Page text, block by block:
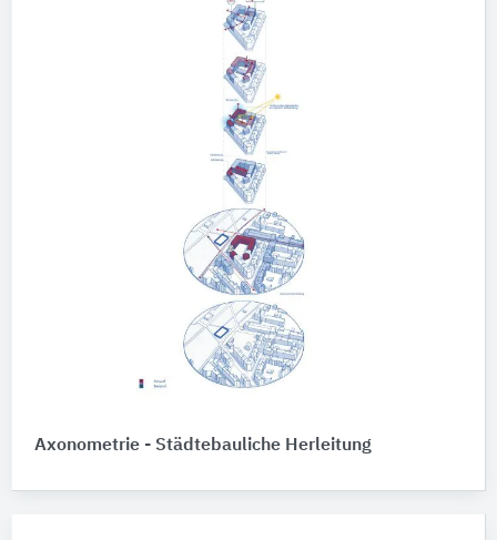
Axonometrie - Städtebauliche Herleitung